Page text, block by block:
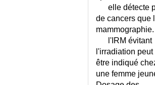
COLITE POST-ANTIBIOTIQUE
COLLECTIF INEXPLIQUE
COLOSTOMIE ET ILEOSTOMIE
elle détecte
de cancers que
mammographie.
l'IRM évitant
l'irradiation peut
être indiqué
une femme